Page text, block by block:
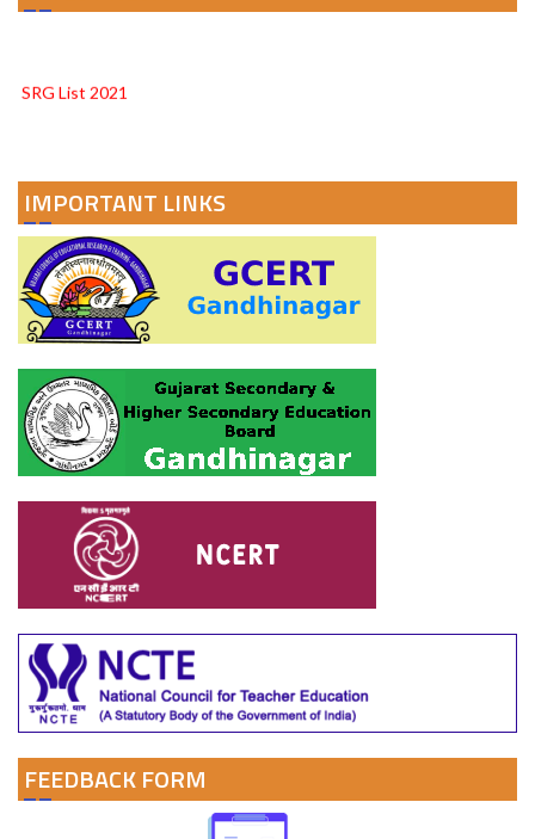
PARAKH 24 DISTRICT REPORT CARD
SRG List 2021
IMPORTANT LINKS
FEEDBACK FORM